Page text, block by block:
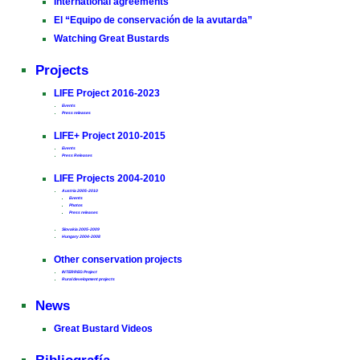
El “Equipo de conservación de la avutarda”
Watching Great Bustards
Projects
LIFE Project 2016-2023
Events
Press releases
LIFE+ Project 2010-2015
Events
Press Releases
LIFE Projects 2004-2010
Austria 2005-2010
Events
Photos
Press releases
Slovakia 2005-2009
Hungary 2004-2008
Other conservation projects
INTERREG Project
Rural development projects
News
Great Bustard Videos